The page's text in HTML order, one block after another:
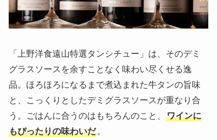
「上野洋食遠山特選タンシチュー」は、そのデミ
グラスソースを余すことなく味わい尽くせる逸
品。ほろほろになるまで煮込まれた牛タンの旨味
と、こっくりとしたデミグラスソースが重なり合
う。ごはんに合うのはもちろんのこと、 ワインに
もぴったりの味わいだ。